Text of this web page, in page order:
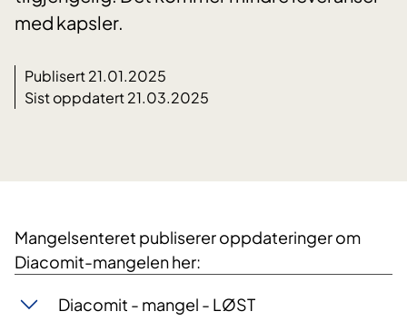
med kapsler.
Publisert 21.01.2025
Sist oppdatert 21.03.2025
Mangelsenteret publiserer oppdateringer om
Diacomit-mangelen her:
Diacomit - mangel - LØST